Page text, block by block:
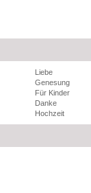
Liebe
Genesung
Für Kinder
Danke
Hochzeit